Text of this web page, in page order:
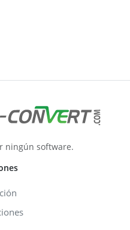
ningún software.